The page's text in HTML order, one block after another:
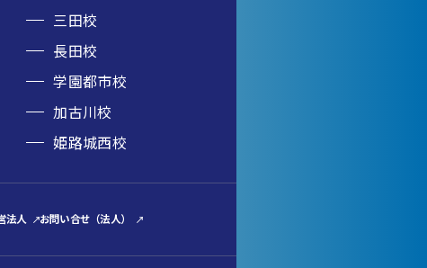
三田校
長田校
学園都市校
加古川校
姫路城西校
法人 お問い合せ（法人）